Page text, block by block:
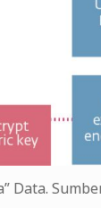
Data.